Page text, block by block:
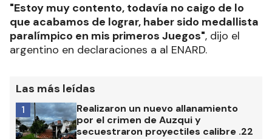
"Estoy muy contento, todavía no caigo de lo
que acabamos de lograr, haber sido medallista
paralímpico en mis primeros Juegos", dijo el
argentino en declaraciones a al ENARD.
Las más leídas
Realizaron un nuevo allanamiento
por el crimen de Auzqui y
secuestraron proyectiles calibre .22
1